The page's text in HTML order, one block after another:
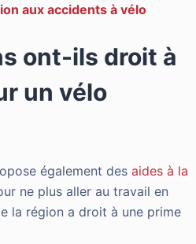
aux accidents à vélo
ont-ils droit à
un vélo
également des aides à la
ne plus aller au travail en
la région a droit à une prime